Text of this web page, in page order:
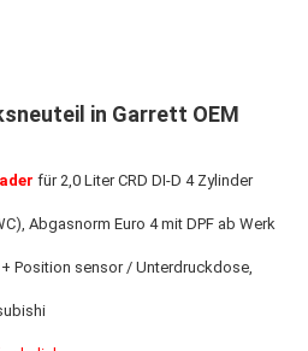
in Garrett OEM
für 2,0 Liter CRD DI-D 4 Zylinder
Abgasnorm Euro 4 mit DPF ab Werk
Position sensor / Unterdruckdose,